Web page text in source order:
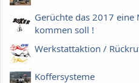
Gerüchte das 2017 eine
kommen soll !
Werkstattaktion /
Koffersysteme